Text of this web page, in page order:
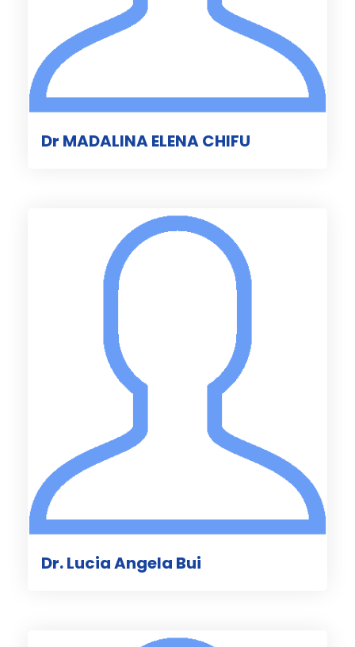
Dr MADALINA ELENA CHIFU
Dr. Lucia Angela Bui